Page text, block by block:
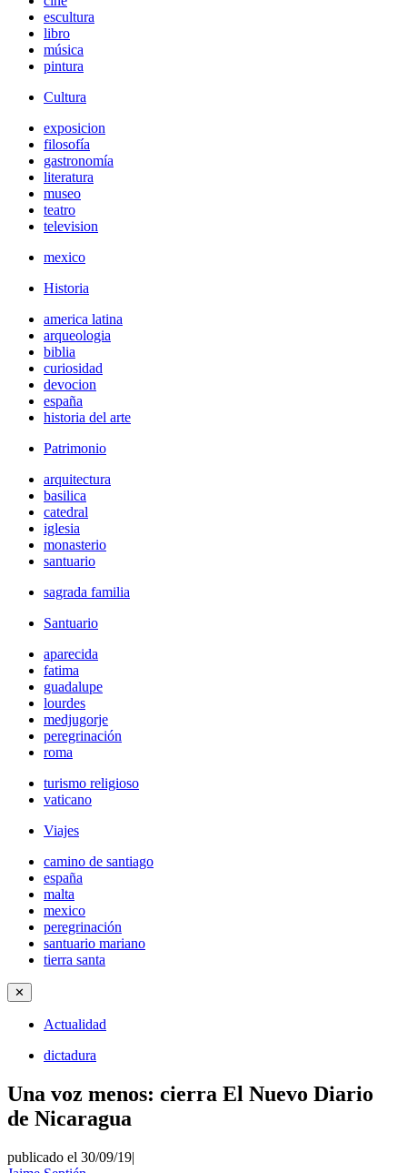
escultura
libro
música
pintura
Cultura
exposicion
filosofía
gastronomía
literatura
museo
teatro
television
mexico
Historia
america latina
arqueologia
biblia
curiosidad
devocion
españa
historia del arte
Patrimonio
arquitectura
basilica
catedral
iglesia
monasterio
santuario
sagrada familia
Santuario
aparecida
fatima
guadalupe
lourdes
medjugorje
peregrinación
roma
turismo religioso
vaticano
Viajes
camino de santiago
españa
malta
mexico
peregrinación
santuario mariano
tierra santa
✕
Actualidad
dictadura
Una voz menos: cierra El Nuevo Diario
de Nicaragua
publicado el 30/09/19|